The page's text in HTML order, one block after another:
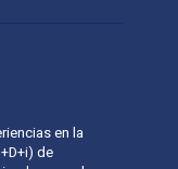
en la
de